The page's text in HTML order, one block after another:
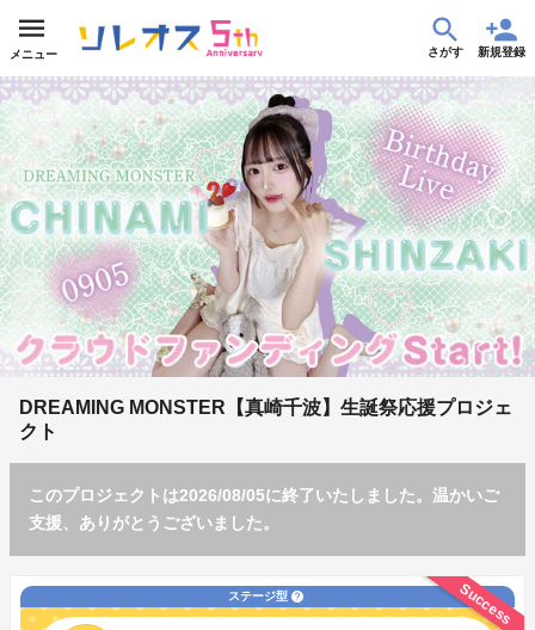
メニュー さがす 新規登録
DREAMING MONSTER【真崎千波】生誕祭応援プロジェ
クト
このプロジェクトは2026/08/05に終了いたしました。温かいご
支援、ありがとうございました。
Success
ステージ型 help